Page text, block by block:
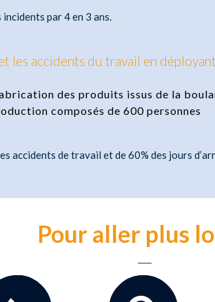
par 4 en 3 ans.
les accidents du travail en
des produits issus de la
composés de 600 personnes
accidents de travail et de 60% des jours
Pour aller plus